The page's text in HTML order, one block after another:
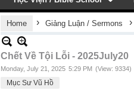
Home › Giảng Luận / Sermons ›
Chết Về Tội Lỗi - 2025July20
Monday, July 21, 2025 5:29 PM (View: 9334)
Mục Sư Vũ Hồ